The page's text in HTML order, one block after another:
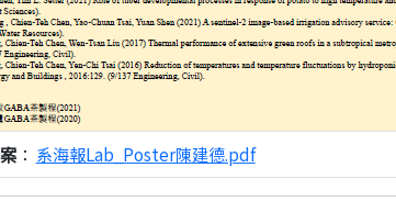
： 系海報Lab_Poster陳建德.pdf